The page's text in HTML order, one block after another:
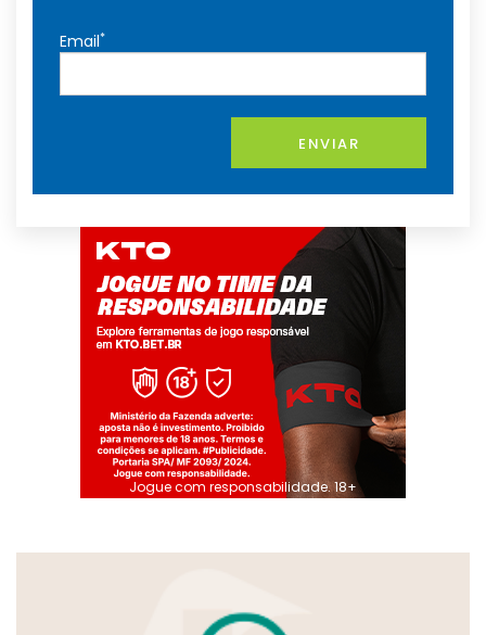
Email*
ENVIAR
Jogue com responsabilidade. 18+